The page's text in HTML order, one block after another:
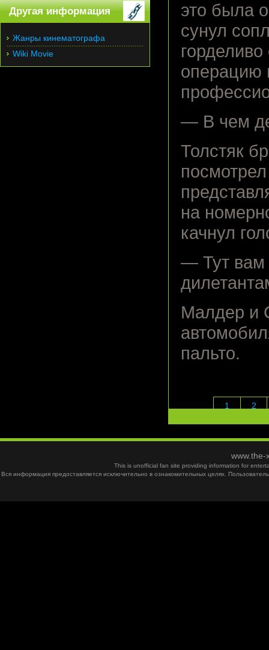
это была
сунул
операцию
— В чем
Толстяк
на
качнул
— Тут вам
Малдер и
пальто.
1 2
Другая информация
Жанры кинематографа
Wiki Movie
This is unofficial fan site providing information for
Вся информация предоставляется исключительно в ознакомительных целях.